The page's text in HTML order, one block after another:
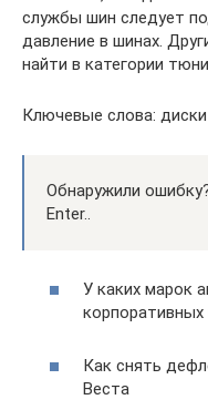
службы шин следует
давление в шинах.
найти в категории
Ключевые слова:
Обнаружили
Enter..
У каких марок
Как снять
Веста